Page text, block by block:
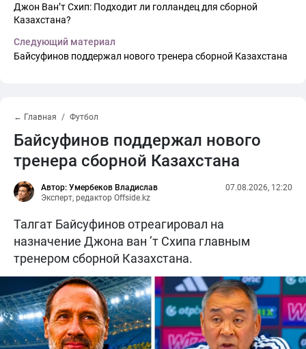
Джон Ван’т Схип: Подходит ли голландец для сборной
Казахстана?
Следующий материал
Байсуфинов поддержал нового тренера сборной Казахстана
← Главная Футбол
Байсуфинов поддержал нового
тренера сборной Казахстана
Автор: Умербеков Владислав
Эксперт, редактор Offside.kz
07.08.2026, 12:20
Талгат Байсуфинов отреагировал на
назначение Джона ван ’т Схипа главным
тренером сборной Казахстана.